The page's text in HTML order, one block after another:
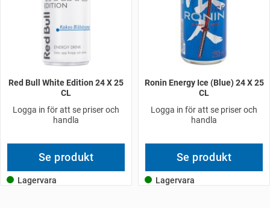
Red Bull White Edition 24 X 25
CL
Logga in för att se priser och
handla
Se produkt
Lagervara
Ronin Energy Ice (Blue) 24 X 25
CL
Logga in för att se priser och
handla
Se produkt
Lagervara